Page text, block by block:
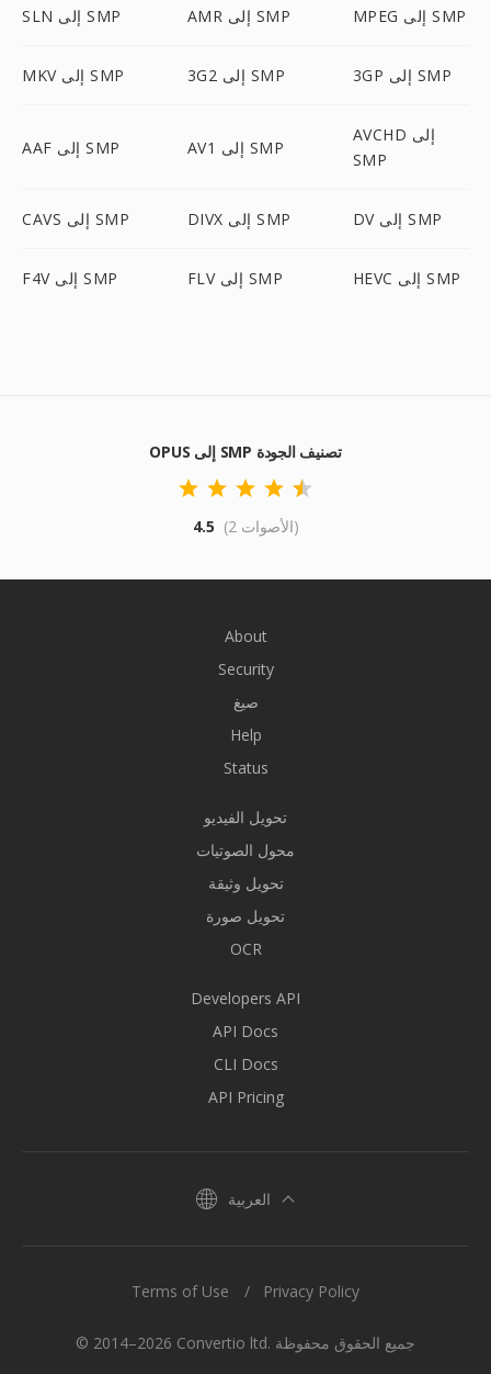
SLN إلى SMP AMR إلى SMP MPEG إلى SMP
MKV إلى SMP 3G2 إلى SMP 3GP إلى SMP
AAF إلى SMP AV1 إلى SMP
AVCHD إلى
SMP
CAVS إلى SMP DIVX إلى SMP DV إلى SMP
F4V إلى SMP FLV إلى SMP HEVC إلى SMP
OPUS إلى SMP تصنيف الجودة
4.5 (2 الأصوات)
About
Security
صيغ
Help
Status
تحويل الفيديو
محول الصوتيات
تحويل وثيقة
تحويل صورة
OCR
Developers API
API Docs
CLI Docs
API Pricing
العربية
© 2014–2026 Convertio ltd. جميع الحقوق محفوظة
Terms of Use Privacy Policy